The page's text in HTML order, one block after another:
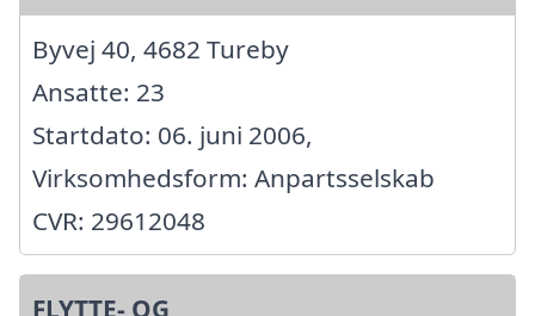
Byvej 40, 4682 Tureby
Ansatte: 23
Startdato: 06. juni 2006,
Virksomhedsform: Anpartsselskab
CVR: 29612048
FLYTTE- OG